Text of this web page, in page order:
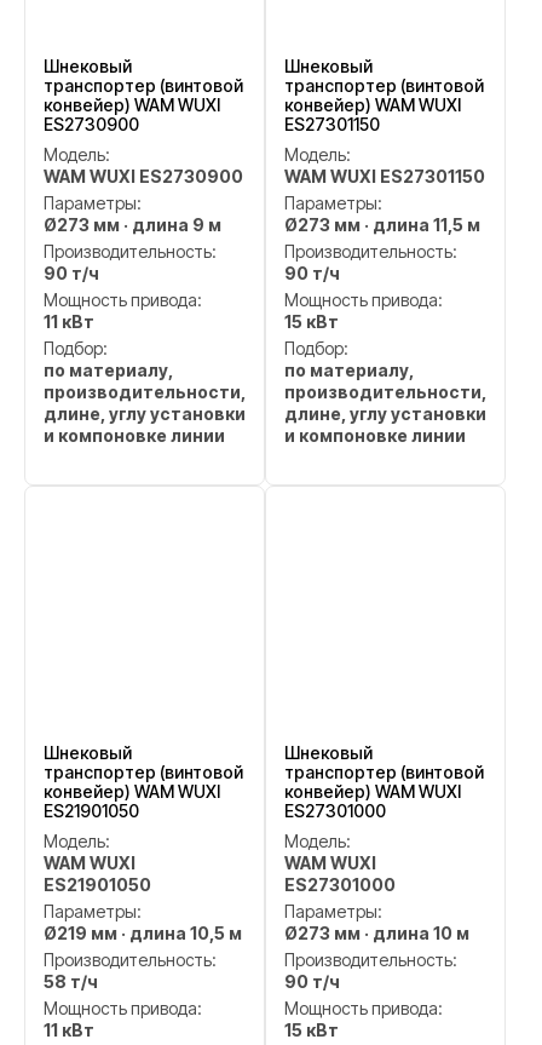
Шнековый
транспортер (винтовой
конвейер) WAM WUXI
ES2730900
Модель:
WAM WUXI ES2730900
Параметры:
Ø273 мм · длина 9 м
Производительность:
90 т/ч
Мощность привода:
11 кВт
Подбор:
по материалу,
производительности,
длине, углу установки
и компоновке линии
Шнековый
транспортер (винтовой
конвейер) WAM WUXI
ES27301150
Модель:
WAM WUXI ES27301150
Параметры:
Ø273 мм · длина 11,5 м
Производительность:
90 т/ч
Мощность привода:
15 кВт
Подбор:
по материалу,
производительности,
длине, углу установки
и компоновке линии
Шнековый
транспортер (винтовой
конвейер) WAM WUXI
ES21901050
Модель:
WAM WUXI
ES21901050
Параметры:
Ø219 мм · длина 10,5 м
Производительность:
58 т/ч
Мощность привода:
11 кВт
Шнековый
транспортер (винтовой
конвейер) WAM WUXI
ES27301000
Модель:
WAM WUXI
ES27301000
Параметры:
Ø273 мм · длина 10 м
Производительность:
90 т/ч
Мощность привода:
15 кВт